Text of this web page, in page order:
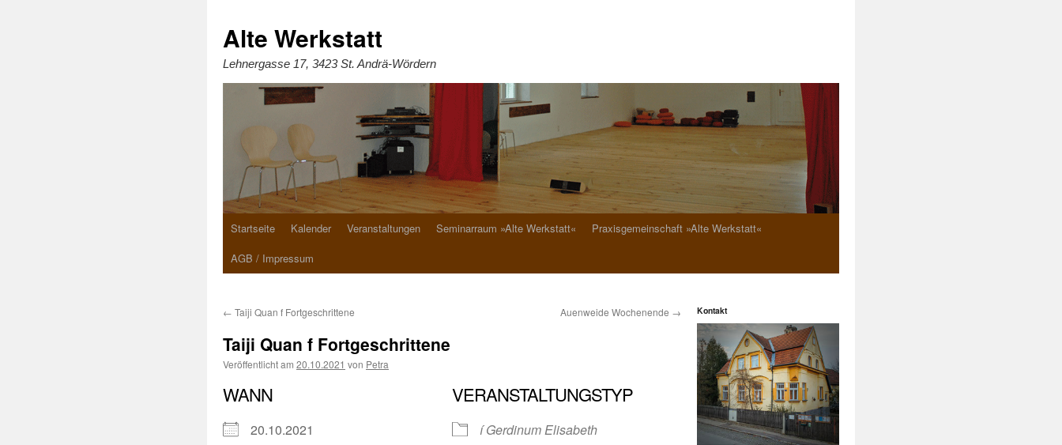
Alte Werkstatt
Lehnergasse 17, 3423 St. Andrä-Wördern
Startseite Kalender Veranstaltungen Seminarraum »Alte Werkstatt«
Praxisgemeinschaft »Alte Werkstatt«
AGB / Impressum
← Taiji Quan f Fortgeschrittene Auenweide Wochenende →
Taiji Quan f Fortgeschrittene
Veröffentlicht am 20.10.2021 von Petra
WANN
20.10.2021
VERANSTALTUNGSTYP
í Gerdinum Elisabeth
Kontakt